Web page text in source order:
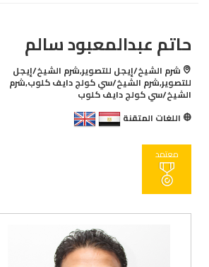
حاتم عبدالمعبود سالم
شرم الشيخ/إيجل للتصوير,شرم الشيخ/إيجل
للتصوير,شرم الشيخ/سي كولج دايف كلوب,شرم
الشيخ/سي كولج دايف كلوب
اللغات المتقنة
معتمد